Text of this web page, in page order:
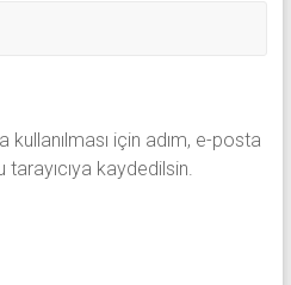
için adım, e-posta
kaydedilsin.